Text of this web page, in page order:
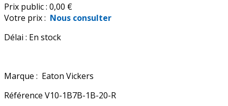
Prix public : 0,00 €
Votre prix : Nous consulter
Délai : En stock
Marque : Eaton Vickers
Référence V10-1B7B-1B-20-R